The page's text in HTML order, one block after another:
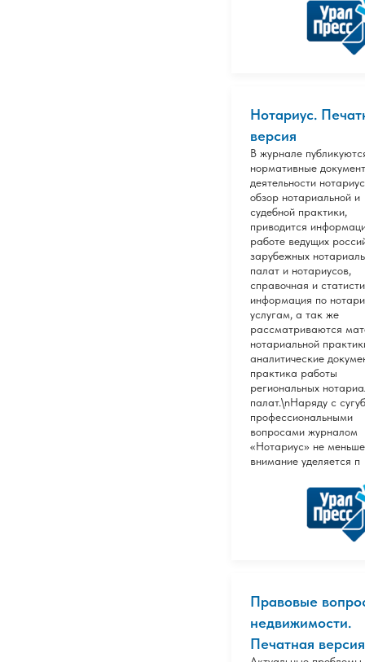
Нотариус.
версия
В журнале
нормативные
деятельности
обзор нотариальной и
судебной практики,
приводится
работе ведущих
зарубежных
палат и нотариусов,
справочная и
информация по
услугам, а так же
рассматриваются
нотариальной
аналитические
практика работы
региональных
палат.\nНаряду с
профессиональными
вопросами журналом
«Нотариус» не
внимание уделяется п
Правовые
недвижимости.
Печатная версия